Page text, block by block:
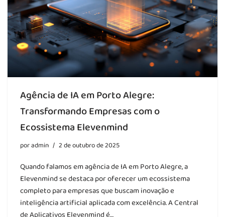
Agência de IA em Porto Alegre:
Transformando Empresas com o
Ecossistema Elevenmind
poradmin 2 de outubro de 2025
Quando falamos em agência de IA em Porto Alegre, a
Elevenmind se destaca por oferecer um ecossistema
completo para empresas que buscam inovação e
inteligência artificial aplicada com excelência. A Central